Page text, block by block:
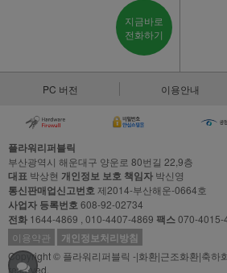
지금바로
전화하기
PC 버전 이용안내
플라워리퍼블릭
부산광역시 해운대구 양운로 80번길 22,9층
대표 박상현 개인정보 보호 책임자 박신영
통신판매업신고번호제2014-부산해운-0664호
사업자 등록번호608-92-02734
전화 1644-4869 , 010-4407-4869 팩스070-4015-
이용약관
개인정보처리방침
Copyright © 플라워리퍼블릭 -|화환|근조화환|축하
reserved.